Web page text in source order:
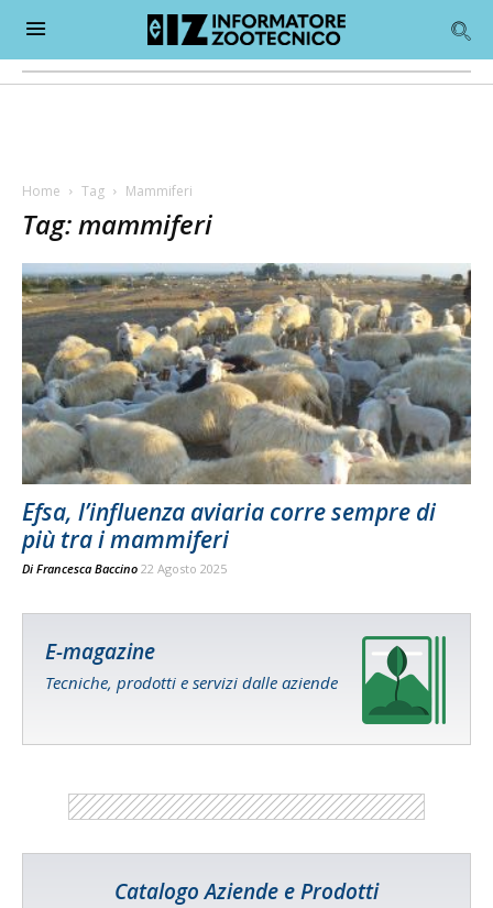
Home Tag Mammiferi
Tag: mammiferi
Efsa, l’influenza aviaria corre sempre di
più tra i mammiferi
Di Francesca Baccino 22 Agosto 2025
E-magazine
Tecniche, prodotti e servizi dalle aziende
Catalogo Aziende e Prodotti